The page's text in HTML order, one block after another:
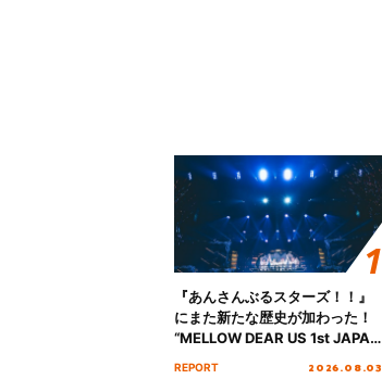
『あんさんぶるスターズ！！』
にまた新たな歴史が加わった！
“MELLOW DEAR US 1st JAPAN
Tour Final「NICE to meet YOU
REPORT 2026.08.03